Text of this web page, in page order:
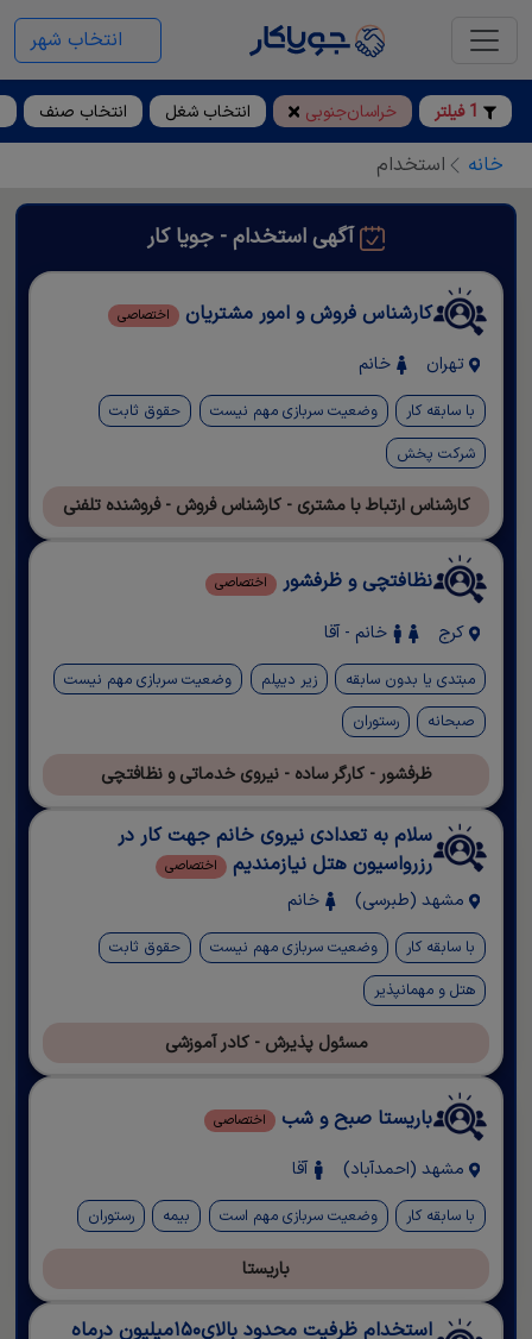
انتخاب شهر
1 فیلتر خراسان‌جنوبی انتخاب شغل انتخاب صنف
خانه استخدام
آگهی استخدام - جویا کار
کارشناس فروش و امور مشتریان اختصاصی
تهران خانم
با سابقه کار وضعیت سربازی مهم نیست
حقوق ثابت
شرکت پخش
کارشناس ارتباط با مشتری - کارشناس فروش - فروشنده تلفنی
نظافتچی و ظرفشور اختصاصی
کرج خانم - آقا
مبتدی یا بدون سابقه زیر دیپلم
وضعیت سربازی مهم نیست
صبحانه
رستوران
ظرفشور - کارگر ساده - نیروی خدماتی و نظافتچی
سلام به تعدادی نیروی خانم جهت کار در
رزرواسیون هتل نیازمندیم
اختصاصی
مشهد (طبرسی) خانم
با سابقه کار وضعیت سربازی مهم نیست
حقوق ثابت
هتل و مهمانپذیر
مسئول پذیرش - کادر آموزشی
باریستا صبح و شب اختصاصی
مشهد (احمدآباد) آقا
با سابقه کار وضعیت سربازی مهم است بیمه رستوران
باریستا
استخدام ظرفیت محدود بالای۱۵۰میلیون درماه